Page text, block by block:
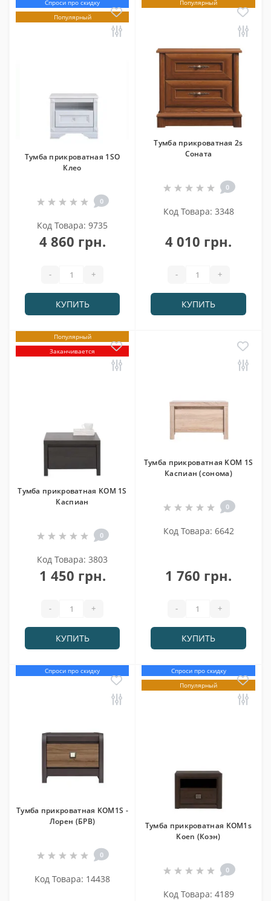
Спроси про скидку
Популярный
Тумба прикроватная 1SO
Клео
0
Код Товара: 9735
4 860 грн.
- +
КУПИТЬ
Популярный
Тумба прикроватная 2s
Соната
0
Код Товара: 3348
4 010 грн.
- +
КУПИТЬ
Популярный
Заканчивается
Тумба прикроватная KOM 1S
Каспиан
0
Код Товара: 3803
1 450 грн.
- +
КУПИТЬ
Тумба прикроватная KOM 1S
Каспиан (сонома)
0
Код Товара: 6642
1 760 грн.
- +
КУПИТЬ
Спроси про скидку
Тумба прикроватная KOM1S -
Лорен (БРВ)
0
Код Товара: 14438
Спроси про скидку
Популярный
Тумба прикроватная KOM1s
Koen (Коэн)
0
Код Товара: 4189